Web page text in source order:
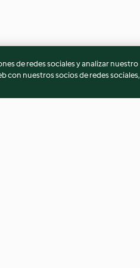
de redes sociales y analizar nuestro
con nuestros socios de redes sociales,